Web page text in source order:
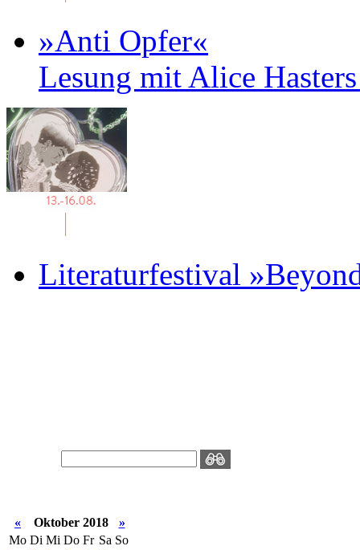
»Anti Opfer«
Lesung mit Alice
Literaturfestival
« Oktober 2018
»
Mo Di Mi Do Fr Sa So